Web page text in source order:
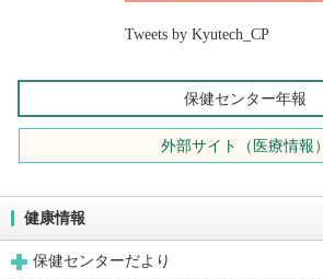
Tweets by Kyutech_CP
保健センター年報
外部サイト（医療情報）
健康情報
保健センターだより